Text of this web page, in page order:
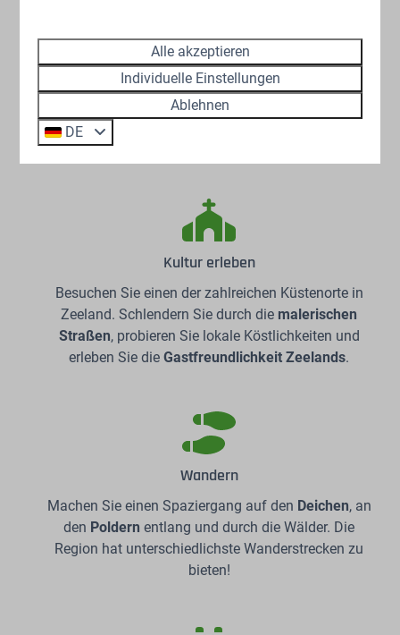
Tauchen
Die Oosterschelde ist ein Paradies für Taucher!
Erkunden Sie die Unterwasserwelt und entdecken
Sie verschiedene Fischarten, außergewöhnliche
Schalentiere
Kultur erleben
Besuchen Sie einen der zahlreichen Küstenorte in
Zeeland. Schlendern Sie durch die malerischen
Straßen, probieren Sie lokale Köstlichkeiten und
erleben Sie die Gastfreundlichkeit Zeelands.
Wandern
Machen Sie einen Spaziergang auf den Deichen, an
den Poldern entlang und durch die Wälder. Die
Region hat unterschiedlichste Wanderstrecken zu
bieten!
Alle akzeptieren
Individuelle Einstellungen
Ablehnen
DE